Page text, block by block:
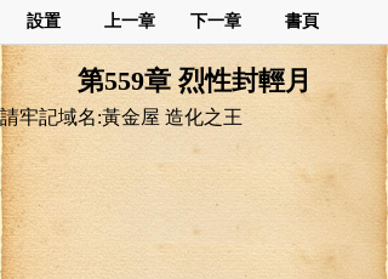
設置 上一章 下一章 書頁
第559章 烈性封輕月
請牢記域名:黃金屋 造化之王